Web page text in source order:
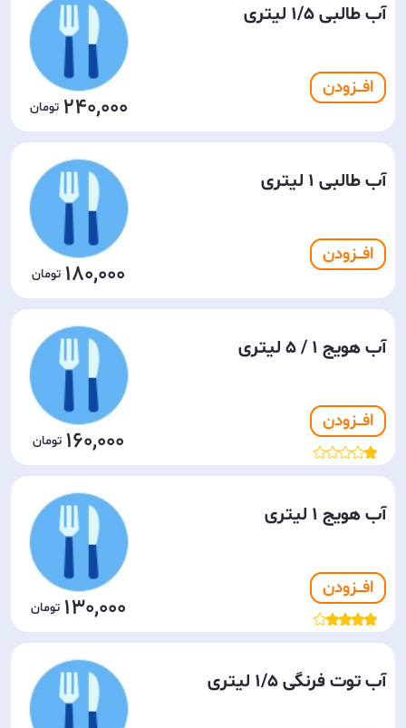
آب طالبی 1/5 لیتری
افـــزودن
240,000
آب طالبی 1 لیتری
افـــزودن
180,000
آب هویج 1 / 5 لیتری
افـــزودن
160,000
آب هویج 1 لیتری
افـــزودن
130,000
آب توت فرنگی 1/5 لیتری